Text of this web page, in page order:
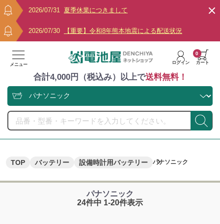
2026/07/31 夏季休業につきまして
2026/07/30 【重要】令和8年熊本地震による配送状況
メニュー ログイン カート
0
合計4,000円（税込み）以上で送料無料！
TOP バッテリー 設備時計用バッテリー パナソニック
パナソニック
24件中 1-20件表示